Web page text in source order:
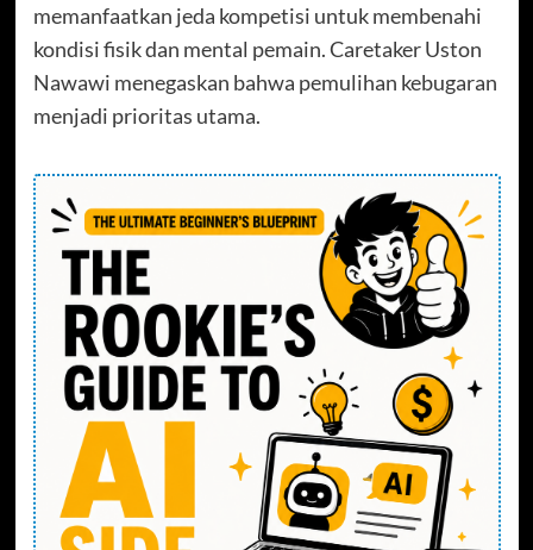
memanfaatkan jeda kompetisi untuk membenahi
kondisi fisik dan mental pemain. Caretaker Uston
Nawawi menegaskan bahwa pemulihan kebugaran
menjadi prioritas utama.